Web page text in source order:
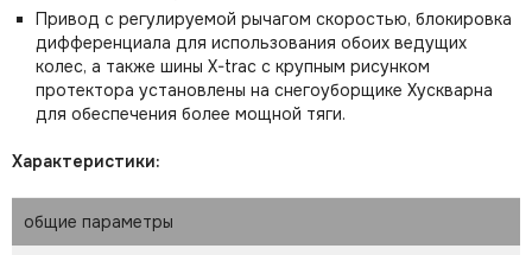
Привод с регулируемой рычагом скоростью, блокировка
дифференциала для использования обоих ведущих
колес, а также шины X-trac с крупным рисунком
протектора установлены на снегоуборщике Хускварна
для обеспечения более мощной тяги.
Характеристики:
общие параметры